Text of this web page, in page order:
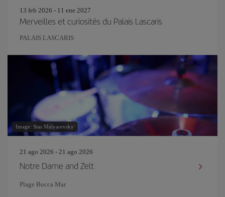
13 feb 2026 - 11 ene 2027
Merveilles et curiosités du Palais Lascaris
PALAIS LASCARIS
Image: Stas Malyarevsky
21 ago 2026 - 21 ago 2026
Notre Dame and Zelt
Plage Bocca Mar